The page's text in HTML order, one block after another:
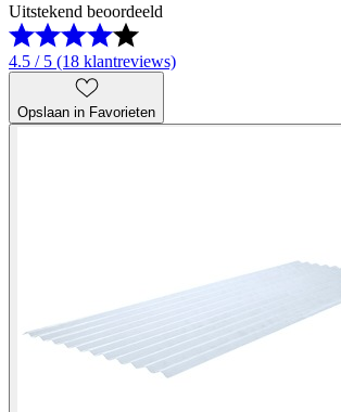
Uitstekend beoordeeld
4.5 / 5 (18 klantreviews)
Opslaan in Favorieten